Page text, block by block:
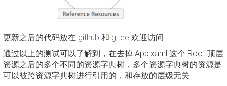
更新之后的代码放在 github 和 gitee 欢迎访问
通过以上的测试可以了解到，在去掉 App.xaml 这个 Root 顶层
资源之后的多个不同的资源字典树，多个资源字典树的资源是
可以被跨资源字典树进行引用的，和存放的层级无关